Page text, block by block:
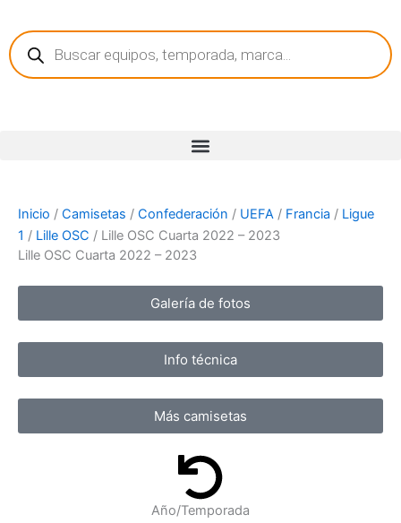
contenido
Búsqueda
de
productos
Inicio / Camisetas / Confederación / UEFA / Francia / Ligue
1 / Lille OSC / Lille OSC Cuarta 2022 – 2023
Lille OSC Cuarta 2022 – 2023
Galería de fotos
Info técnica
Más camisetas
Año/Temporada